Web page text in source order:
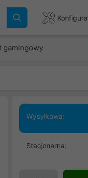
gamingowy
Wysyłkowa:
Stacjonarna: